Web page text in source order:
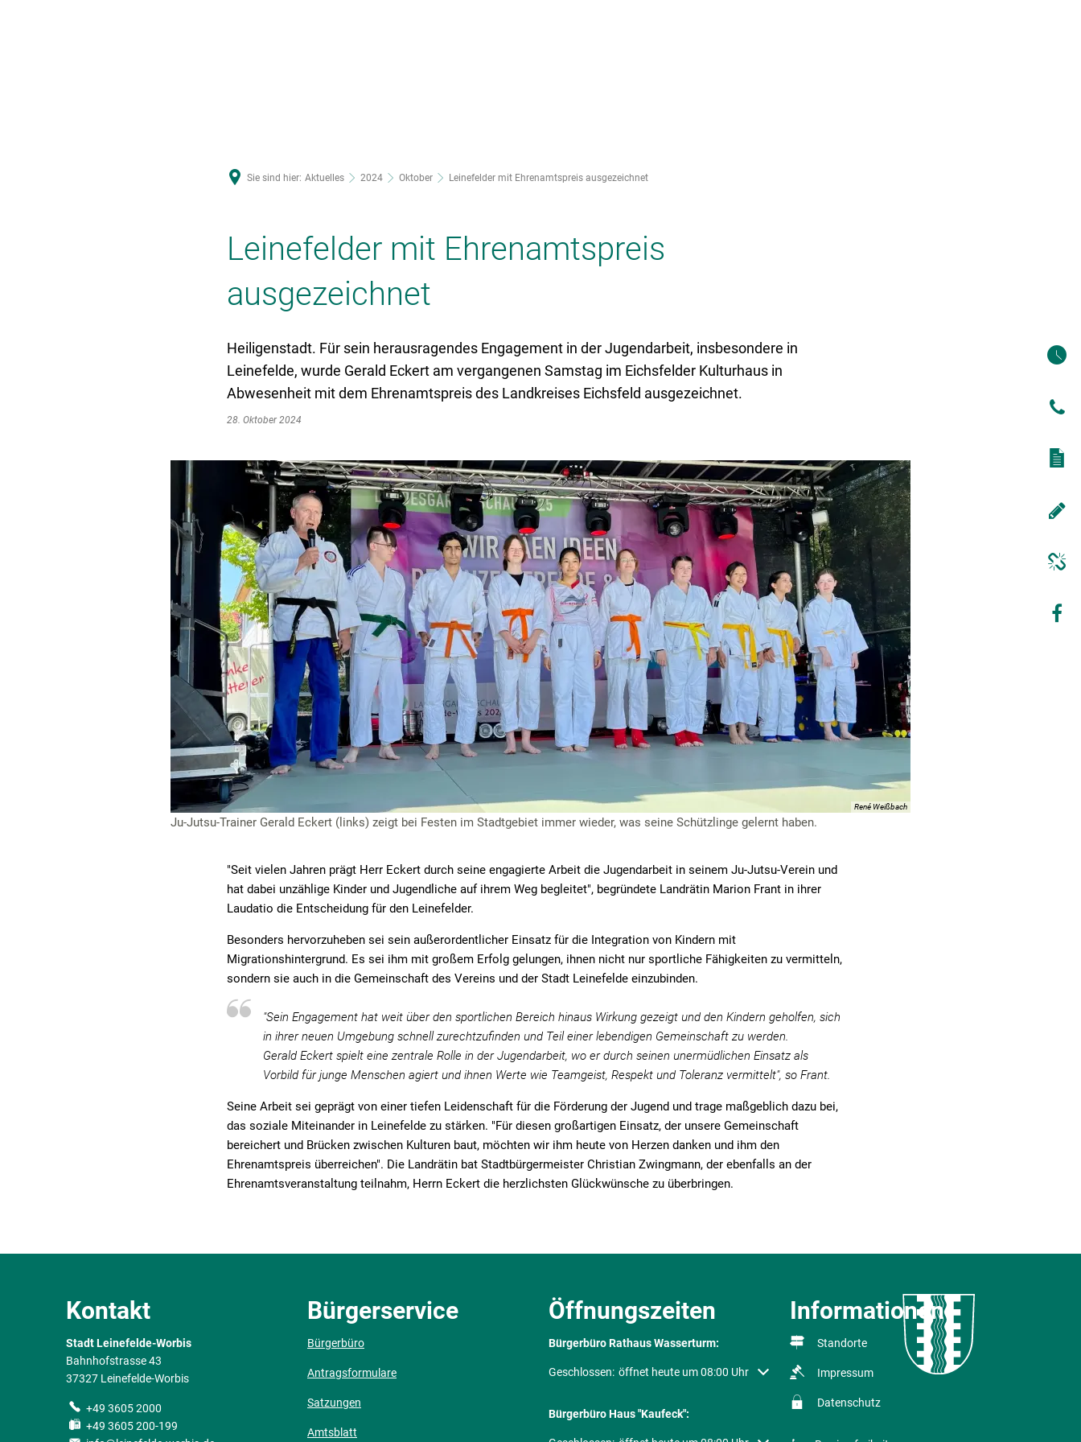
Sie sind hier: Aktuelles 2024 Oktober Leinefelder mit Ehrenamtspreis ausgezeichnet
Leinefelder mit Ehrenamtspreis
ausgezeichnet
Heiligenstadt. Für sein herausragendes Engagement in der Jugendarbeit, insbesondere in
Leinefelde, wurde Gerald Eckert am vergangenen Samstag im Eichsfelder Kulturhaus in
Abwesenheit mit dem Ehrenamtspreis des Landkreises Eichsfeld ausgezeichnet.
28. Oktober 2024
René Weißbach
Ju-Jutsu-Trainer Gerald Eckert (links) zeigt bei Festen im Stadtgebiet immer wieder, was seine Schützlinge gelernt haben.
"Seit vielen Jahren prägt Herr Eckert durch seine engagierte Arbeit die Jugendarbeit in seinem Ju-Jutsu-Verein und
hat dabei unzählige Kinder und Jugendliche auf ihrem Weg begleitet", begründete Landrätin Marion Frant in ihrer
Laudatio die Entscheidung für den Leinefelder.
Besonders hervorzuheben sei sein außerordentlicher Einsatz für die Integration von Kindern mit
Migrationshintergrund. Es sei ihm mit großem Erfolg gelungen, ihnen nicht nur sportliche Fähigkeiten zu vermitteln,
sondern sie auch in die Gemeinschaft des Vereins und der Stadt Leinefelde einzubinden.
"Sein Engagement hat weit über den sportlichen Bereich hinaus Wirkung gezeigt und den Kindern geholfen, sich
in ihrer neuen Umgebung schnell zurechtzufinden und Teil einer lebendigen Gemeinschaft zu werden.
Gerald Eckert spielt eine zentrale Rolle in der Jugendarbeit, wo er durch seinen unermüdlichen Einsatz als
Vorbild für junge Menschen agiert und ihnen Werte wie Teamgeist, Respekt und Toleranz vermittelt", so Frant.
Seine Arbeit sei geprägt von einer tiefen Leidenschaft für die Förderung der Jugend und trage maßgeblich dazu bei,
das soziale Miteinander in Leinefelde zu stärken. "Für diesen großartigen Einsatz, der unsere Gemeinschaft
bereichert und Brücken zwischen Kulturen baut, möchten wir ihm heute von Herzen danken und ihm den
Ehrenamtspreis überreichen". Die Landrätin bat Stadtbürgermeister Christian Zwingmann, der ebenfalls an der
Ehrenamtsveranstaltung teilnahm, Herrn Eckert die herzlichsten Glückwünsche zu überbringen.
Kontakt
Stadt Leinefelde-Worbis
Bahnhofstrasse 43
37327 Leinefelde-Worbis
+49 3605 2000
+49 3605 200-199
Bürgerservice
Bürgerbüro
Antragsformulare
Satzungen
Amtsblatt
Öffnungszeiten
Bürgerbüro Rathaus Wasserturm:
Klicken, um weitere Öffnungs- oder Schließzeiten auszublenden
Geschlossen: öffnet heute um 08:00 Uhr
Bürgerbüro Haus "Kaufeck":
Informationen
Standorte
Impressum
Datenschutz